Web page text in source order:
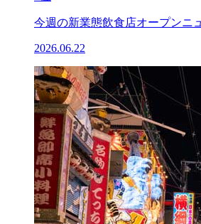
今週の新業態飲食店オープンニ
2026.06.22